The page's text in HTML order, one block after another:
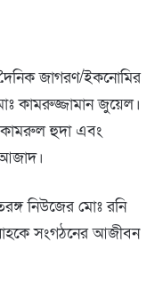
দৈনিক জাগরণ/ইকনোমির
কামরুজ্জামান জুয়েল।
হুদা এবং
নিউজের মোঃ রনি
সংগঠনের আজীবন